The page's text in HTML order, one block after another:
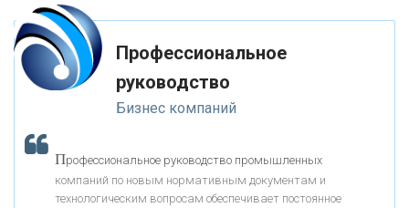
«ЗАПСИБКОМБАНК»
«РОСЕВРОБАНК»
«ПРЕСС-СЛУЖБА ВТБ24»
Профессиональное
руководство
Бизнес компаний
Профессиональное руководство промышленных
компаний по новым нормативным документам и
технологическим вопросам обеспечивает постоянное